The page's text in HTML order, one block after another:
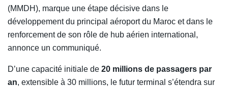
(MMDH), marque une étape décisive dans le
développement du principal aéroport du Maroc et dans le
renforcement de son rôle de hub aérien international,
annonce un communiqué.
D’une capacité initiale de 20 millions de passagers par
an, extensible à 30 millions, le futur terminal s’étendra sur